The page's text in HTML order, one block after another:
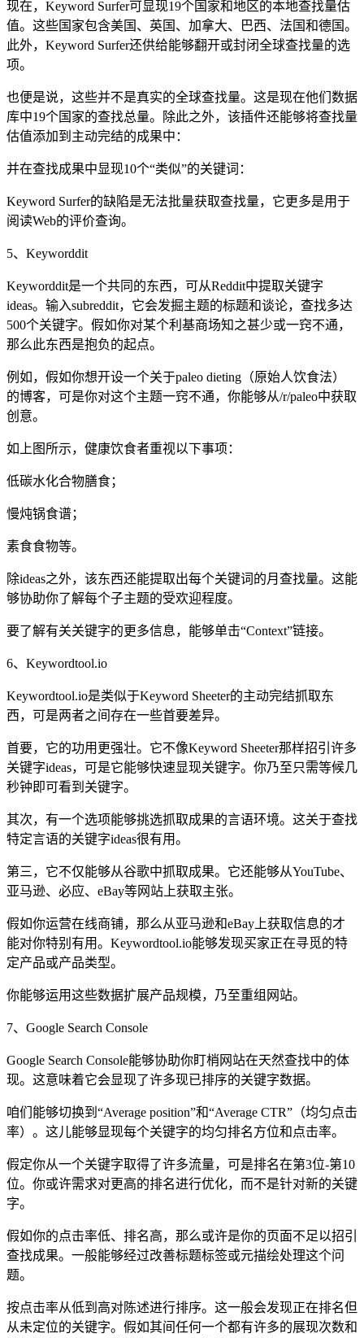
现在，Keyword Surfer可显现19个国家和地区的本地查找量估
值。这些国家包含美国、英国、加拿大、巴西、法国和德国。
此外，Keyword Surfer还供给能够翻开或封闭全球查找量的选
项。
也便是说，这些并不是真实的全球查找量。这是现在他们数据
库中19个国家的查找总量。除此之外，该插件还能够将查找量
估值添加到主动完结的成果中：
并在查找成果中显现10个“类似”的关键词：
Keyword Surfer的缺陷是无法批量获取查找量，它更多是用于
阅读Web的评价查询。
5、Keyworddit
Keyworddit是一个共同的东西，可从Reddit中提取关键字
ideas。输入subreddit，它会发掘主题的标题和谈论，查找多达
500个关键字。假如你对某个利基商场知之甚少或一窍不通，
那么此东西是抱负的起点。
例如，假如你想开设一个关于paleo dieting（原始人饮食法）
的博客，可是你对这个主题一窍不通，你能够从/r/paleo中获取
创意。
如上图所示，健康饮食者重视以下事项：
低碳水化合物膳食；
慢炖锅食谱；
素食食物等。
除ideas之外，该东西还能提取出每个关键词的月查找量。这能
够协助你了解每个子主题的受欢迎程度。
要了解有关关键字的更多信息，能够单击“Context”链接。
6、Keywordtool.io
Keywordtool.io是类似于Keyword Sheeter的主动完结抓取东
西，可是两者之间存在一些首要差异。
首要，它的功用更强壮。它不像Keyword Sheeter那样招引许多
关键字ideas，可是它能够快速显现关键字。你乃至只需等候几
秒钟即可看到关键字。
其次，有一个选项能够挑选抓取成果的言语环境。这关于查找
特定言语的关键字ideas很有用。
第三，它不仅能够从谷歌中抓取成果。它还能够从YouTube、
亚马逊、必应、eBay等网站上获取主张。
假如你运营在线商铺，那么从亚马逊和eBay上获取信息的才
能对你特别有用。Keywordtool.io能够发现买家正在寻觅的特
定产品或产品类型。
你能够运用这些数据扩展产品规模，乃至重组网站。
7、Google Search Console
Google Search Console能够协助你盯梢网站在天然查找中的体
现。这意味着它会显现了许多现已排序的关键字数据。
咱们能够切换到“Average position”和“Average CTR”（均匀点击
率）。这儿能够显现每个关键字的均匀排名方位和点击率。
假定你从一个关键字取得了许多流量，可是排名在第3位-第10
位。你或许需求对更高的排名进行优化，而不是针对新的关键
字。
假如你的点击率低、排名高，那么或许是你的页面不足以招引
查找成果。一般能够经过改善标题标签或元描绘处理这个问
题。
按点击率从低到高对陈述进行排序。这一般会发现正在排名但
从未定位的关键字。假如其间任何一个都有许多的展现次数和